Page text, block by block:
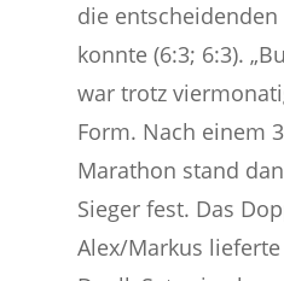
die
konnte (6:3; 6:3).
war trotz
Form. Nach einem
Marathon stand
Sieger fest. Das
Alex/Markus